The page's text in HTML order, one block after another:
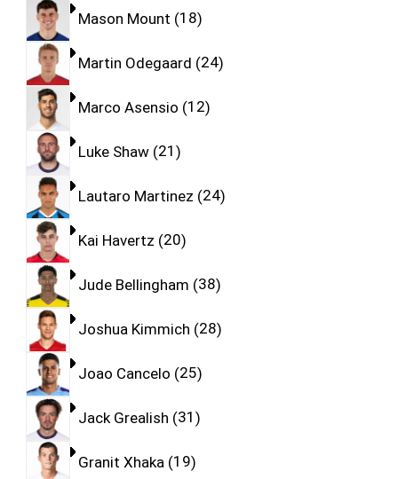
Mason Mount 18
Martin Odegaard 24
Marco Asensio 12
Luke Shaw 21
Lautaro Martinez 24
Kai Havertz 20
Jude Bellingham 38
Joshua Kimmich 28
Joao Cancelo 25
Jack Grealish 31
Granit Xhaka 19